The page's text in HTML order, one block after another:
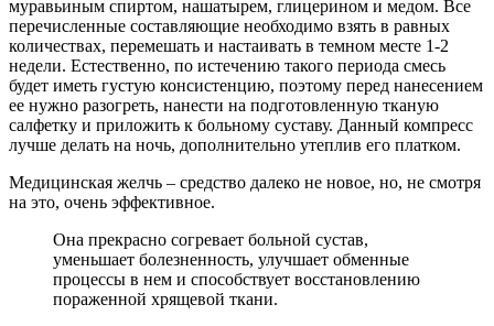
муравьиным спиртом, нашатырем, глицерином и медом. Все
перечисленные составляющие необходимо взять в равных
количествах, перемешать и настаивать в темном месте 1-2
недели. Естественно, по истечению такого периода смесь
будет иметь густую консистенцию, поэтому перед нанесением
ее нужно разогреть, нанести на подготовленную тканую
салфетку и приложить к больному суставу. Данный компресс
лучше делать на ночь, дополнительно утеплив его платком.
Медицинская желчь – средство далеко не новое, но, не смотря
на это, очень эффективное.
Она прекрасно согревает больной сустав,
уменьшает болезненность, улучшает обменные
процессы в нем и способствует восстановлению
пораженной хрящевой ткани.